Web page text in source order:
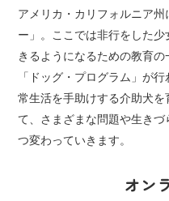
アメリカ・カリフォルニア
ー」。ここでは非行をした
きるようになるための教育
「ドッグ・プログラム」が
常生活を手助けする介助犬
て、さまざまな問題や生き
つ変わっていきます。
オン